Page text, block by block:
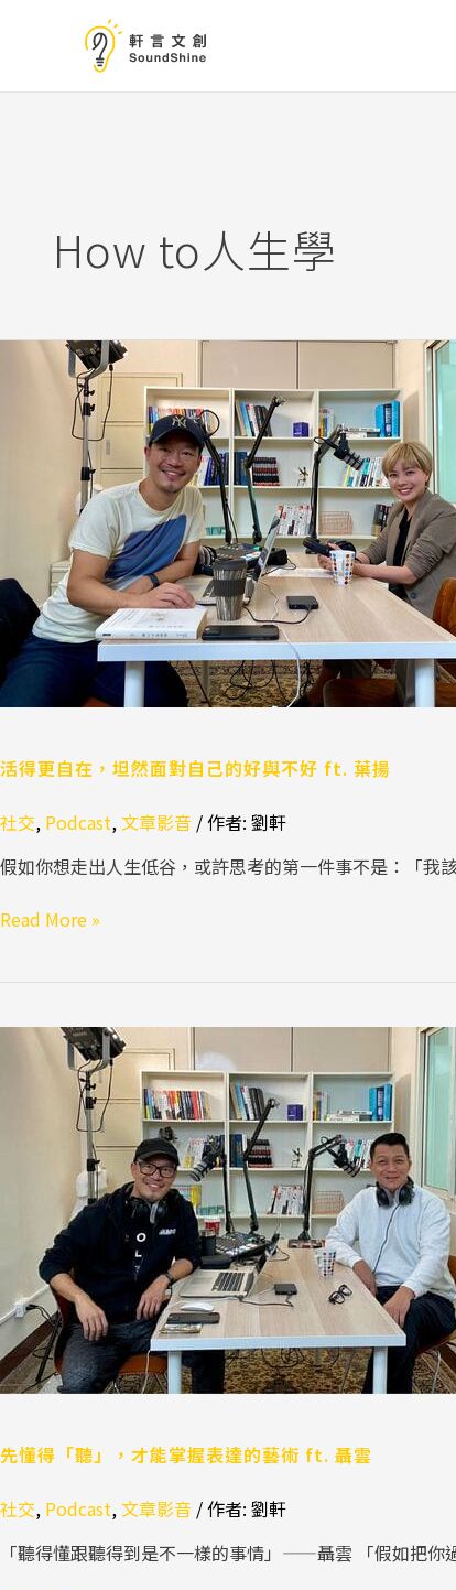
要
How to人生學
活得更自在，坦然面對自己的好與不好 ft. 葉揚
社交, Podcast,文章影音 / 作者: 劉軒
假如你想走出人生低谷，或許思考的第一件事不是：「
自
己
好
與
ft.
揚
Read More »
先懂得「聽」，才能掌握表達的藝術 ft. 聶雲
社交, Podcast,文章影音 / 作者: 劉軒
「聽得懂跟聽得到是不一樣的事情」——聶雲 「假如把
的
藝
術
ft.